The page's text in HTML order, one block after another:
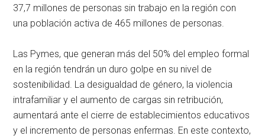
37,7 millones de personas sin trabajo en la región con
una población activa de 465 millones de personas.
Las Pymes, que generan más del 50% del empleo formal
en la región tendrán un duro golpe en su nivel de
sostenibilidad. La desigualdad de género, la violencia
intrafamiliar y el aumento de cargas sin retribución,
aumentará ante el cierre de establecimientos educativos
y el incremento de personas enfermas. En este contexto,